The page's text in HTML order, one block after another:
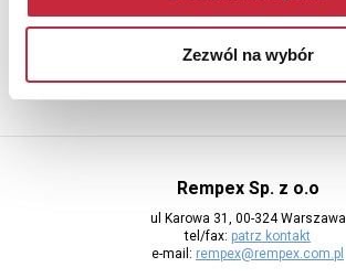
Zezwól na wybór
Rempex Sp. z o.o
ul Karowa 31, 00-324 Warszawa
tel/fax: patrz kontakt
e-mail: rempex@rempex.com.pl